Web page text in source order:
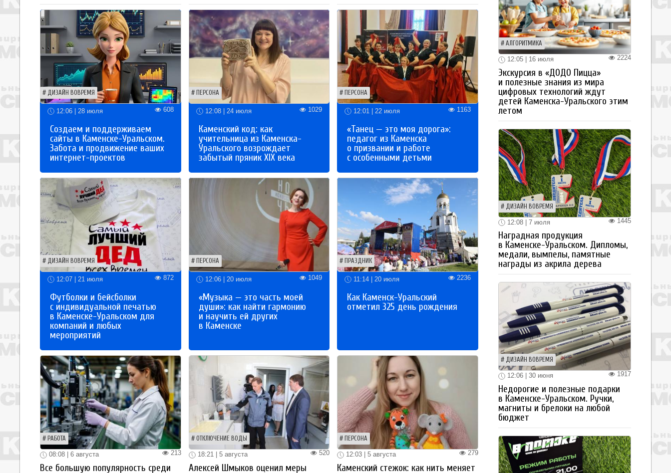
ДИЗАЙН ВОВРЕМЯ
12:06 | 28 июля 608
Создаем и поддерживаем
сайты в Каменске-Уральском.
Забота и продвижение ваших
интернет-проектов
ПЕРСОНА
12:08 | 24 июля 1029
Каменский код: как
учительница из Каменска-
Уральского возрождает
забытый пряник XIX века
ПЕРСОНА
12:01 | 22 июля 1163
«Танец — это моя дорога»:
педагог из Каменска
о призвании и работе
с особенными детьми
ДИЗАЙН ВОВРЕМЯ
12:07 | 21 июля 872
Футболки и бейсболки
с индивидуальной печатью
в Каменске-Уральском для
компаний и любых
мероприятий
ПЕРСОНА
12:06 | 20 июля 1049
«Музыка — это часть моей
души»: как найти гармонию
и научить ей других
в Каменске
ПРАЗДНИК
11:14 | 20 июля 2236
Как Каменск-Уральский
отметил 325 день рождения
РАБОТА
213
08:08 | 6 августа
Все большую популярность среди
ОТКЛЮЧЕНИЕ ВОДЫ
520
18:21 | 5 августа
Алексей Шмыков оценил меры
ПЕРСОНА
279
12:03 | 5 августа
Каменский стежок: как нить меняет
АЛГОРИТМИКА
2224
12:05 | 16 июля
Экскурсия в «ДОДО Пицца»
и полезные знания из мира
цифровых технологий ждут
детей Каменска-Уральского этим
летом
ДИЗАЙН ВОВРЕМЯ
1445
12:08 | 7 июля
Наградная продукция
в Каменске-Уральском. Дипломы,
медали, вымпелы, памятные
награды из акрила дерева
ДИЗАЙН ВОВРЕМЯ
1917
12:06 | 30 июня
Недорогие и полезные подарки
в Каменске-Уральском. Ручки,
магниты и брелоки на любой
бюджет